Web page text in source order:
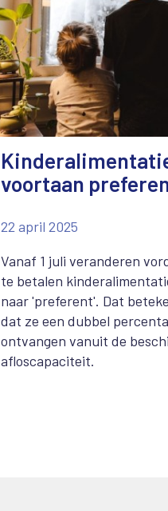
voortaan
22 april 2025
Vanaf 1 juli veranderen
te betalen
naar 'preferent'. Dat
dat ze een dubbel
ontvangen vanuit de
afloscapaciteit.